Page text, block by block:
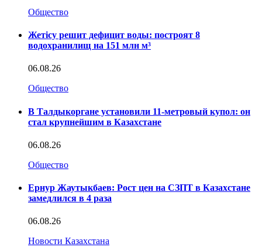
Общество
Жетісу решит дефицит воды: построят 8
водохранилищ на 151 млн м³
06.08.26
Общество
В Талдыкоргане установили 11-метровый купол: он
стал крупнейшим в Казахстане
06.08.26
Общество
Ернур Жаутыкбаев: Рост цен на СЗПТ в Казахстане
замедлился в 4 раза
06.08.26
Новости Казахстана